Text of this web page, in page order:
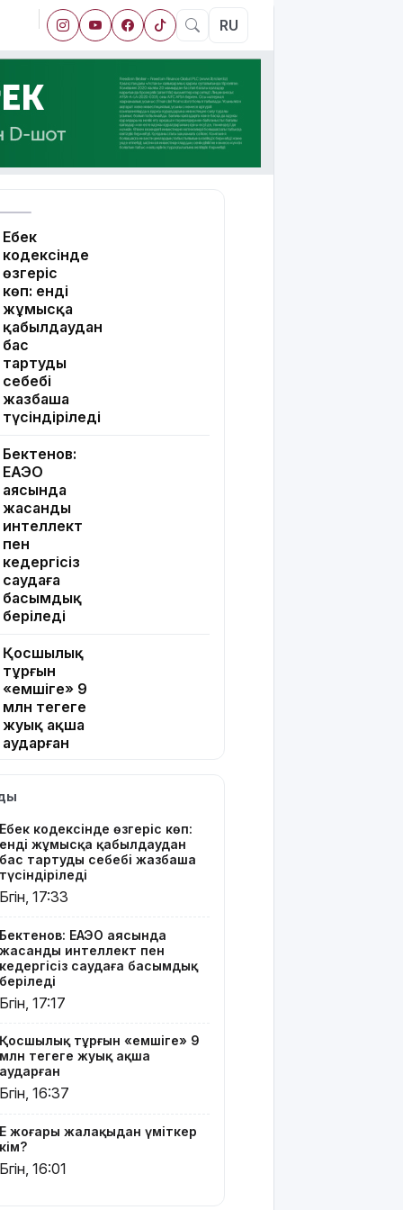
RU
Еңбек
кодексінде
өзгеріс
көп: енді
жұмысқа
қабылдаудан
бас
тартудың
себебі
жазбаша
түсіндіріледі
Бектенов:
ЕАЭО
аясында
жасанды
интеллект
пен
кедергісіз
саудаға
басымдық
беріледі
Қосшылық
тұрғын
«емшіге» 9
млн теңгеге
жуық ақша
аударған
жалақыдан
кім?
Электросамокат,
велосипед
немесе
Қазақстанда
қайсысы
апатқа жиі
ұшырайды?
Қытай-
Батыс: 6,5
триллион
долларлық
өнеркәсіп
тәуекел
аймағында
тұр
Еңбек кодексінде өзгеріс көп:
енді жұмысқа қабылдаудан
бас тартудың себебі жазбаша
түсіндіріледі
Бүгін, 17:33
Бектенов: ЕАЭО аясында
жасанды интеллект пен
кедергісіз саудаға басымдық
беріледі
Бүгін, 17:17
Қосшылық тұрғын «емшіге» 9
млн теңгеге жуық ақша
аударған
Бүгін, 16:37
Ең жоғары жалақыдан үміткер
кім?
Бүгін, 16:01